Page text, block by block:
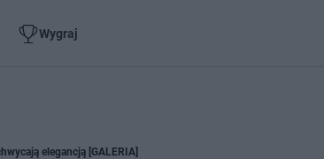
Wygraj
elegancją [GALERIA]